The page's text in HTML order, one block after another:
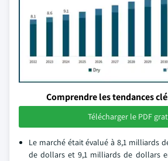
Comprendre les tendances
Télécharger le PDF
Le marché était évalué à 8,1 milliards
de dollars et 9,1 milliards de dollars